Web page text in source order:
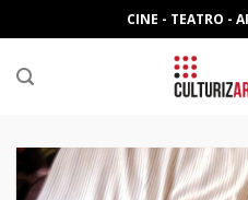
to
content
CINE - TEATRO -